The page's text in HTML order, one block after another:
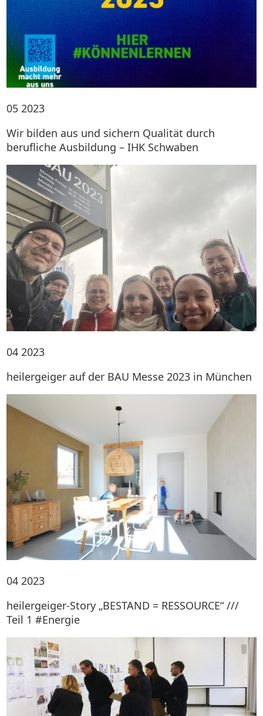
05 2023
Wir bilden aus und sichern Qualität durch
berufliche Ausbildung – IHK Schwaben
04 2023
heilergeiger auf der BAU Messe 2023 in München
04 2023
heilergeiger-Story „BESTAND = RESSOURCE“ ///
Teil 1 #Energie